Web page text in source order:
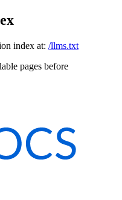
index at: /llms.txt
pages before